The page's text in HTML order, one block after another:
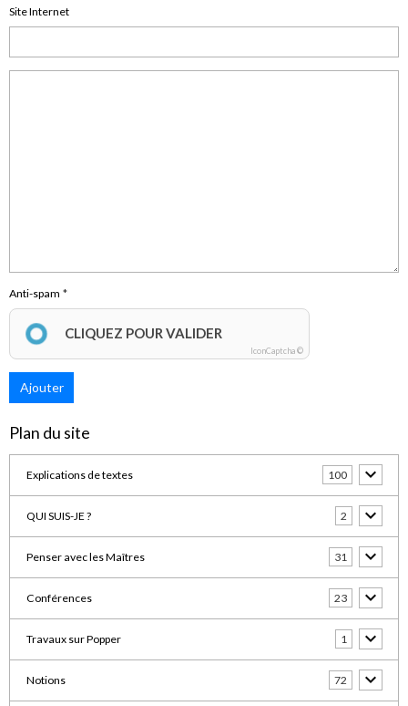
Site Internet
Anti-spam
CLIQUEZ POUR VALIDER
IconCaptcha ©
Ajouter
Plan du site
Explications de textes 100
QUI SUIS-JE ? 2
Penser avec les Maîtres 31
Conférences 23
Travaux sur Popper 1
Notions 72